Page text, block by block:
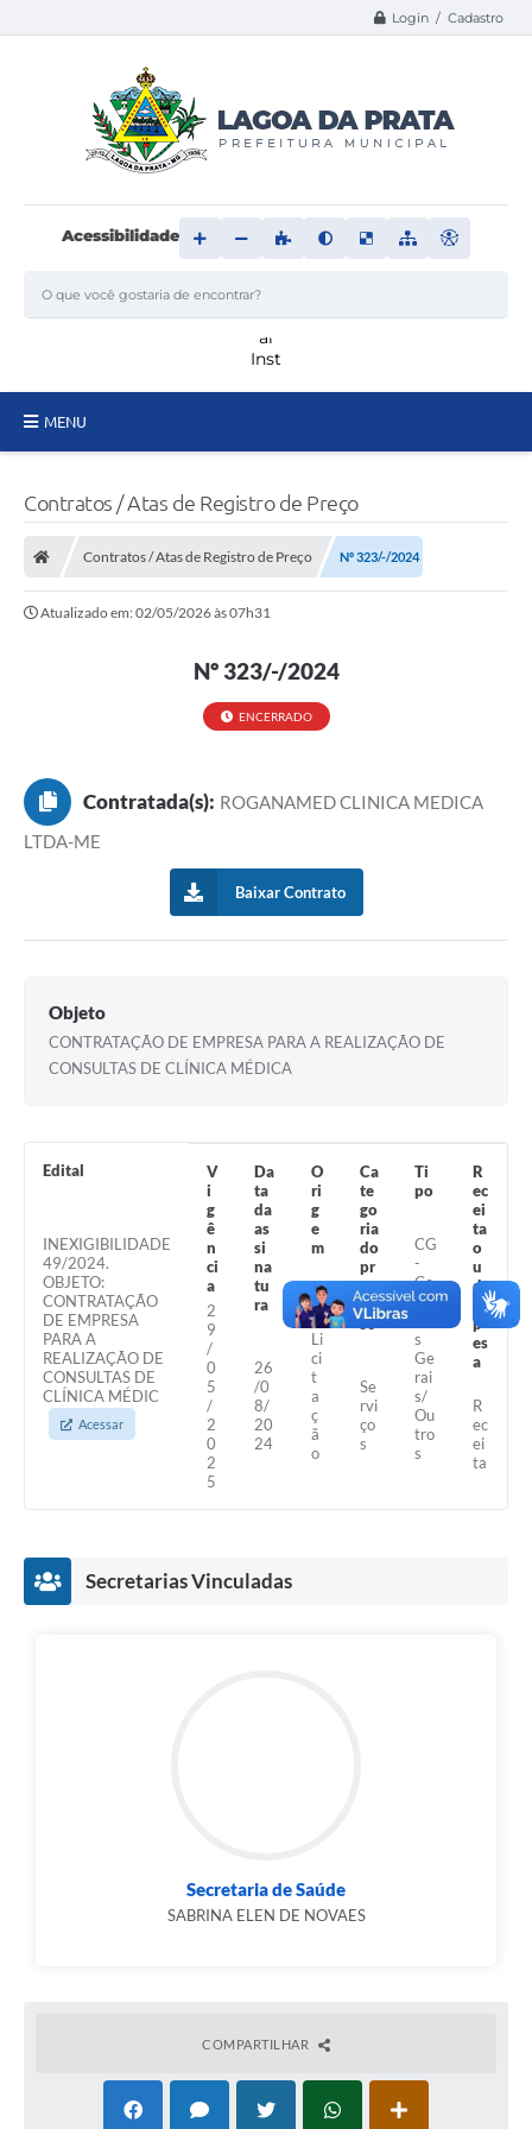
Login / Cadastro
Acessibilidade
MENU
Carta de Serviços
Editais
Livro Eletrônico
Notas Fiscais Eletrônicas
Serviços Online
A Prefeitura
Sala Mineira do Empreendedor
MROSC - Parcerias
Turismo
Notícias
Contratos
Contratos / Atas de Registro de Preço
Contratos / Atas de Registro de Preço Nº 323/-/2024
Atualizado em: 02/05/2026 às 07h31
Nº 323/-/2024
ENCERRADO
Contratada(s): ROGANAMED CLINICA MEDICA
LTDA-ME
Baixar Contrato
Objeto
CONTRATAÇÃO DE EMPRESA PARA A REALIZAÇÃO DE
CONSULTAS DE CLÍNICA MÉDICA
Edital
INEXIGIBILIDADE
49/2024.
OBJETO:
CONTRATAÇÃO
DE EMPRESA
PARA A
REALIZAÇÃO DE
CONSULTAS DE
CLÍNICA MÉDIC
Acessar
V
i
g
ê
n
ci
a
2
9
/
0
5
/
2
0
2
5
Da
ta
da
as
si
na
tu
ra
26
/0
8/
20
24
O
ri
g
e
m
LI
-
Li
ci
t
a
ç
ã
o
Ca
te
go
ria
do
pr
oc
es
so
Se
rvi
ço
s
Ti
po
CG
-
Co
ntr
s
Ge
rai
s/
Ou
tro
s
R
ec
ei
ta
o
u
d
es
p
es
a
R
ec
ei
ta
Secretarias Vinculadas
Secretaria de Saúde
SABRINA ELEN DE NOVAES
COMPARTILHAR